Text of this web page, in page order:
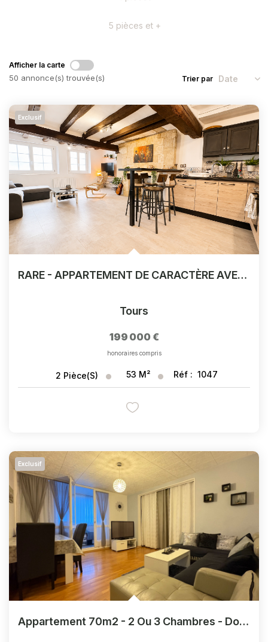
CONTACT
5 pièces et +
Afficher la carte
50 annonce(s) trouvée(s) Trier par
Exclusif
RARE - APPARTEMENT DE CARACTÈRE AVEC COUR PRIVATIVE EN PLEIN QUARTIER CATHÉDRALE
Tours
199 000 €
honoraires compris
2 Pièce(s) 53 M² Réf : 1047
Exclusif
Appartement 70m2 - 2 Ou 3 Chambres - Double Loggia